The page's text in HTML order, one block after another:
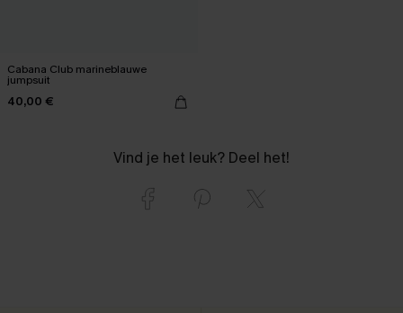
Cabana Club marineblauwe
jumpsuit
40,00 €
Vind je het leuk? Deel het!